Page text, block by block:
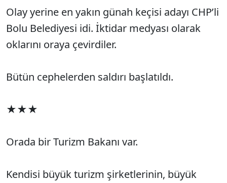
Olay yerine en yakın günah keçisi adayı CHP’li
Bolu Belediyesi idi. İktidar medyası olarak
oklarını oraya çevirdiler.
Bütün cephelerden saldırı başlatıldı.
★★★
Orada bir Turizm Bakanı var.
Kendisi büyük turizm şirketlerinin, büyük